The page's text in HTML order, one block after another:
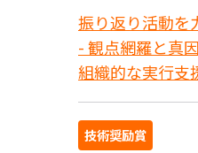
振り返り活動を
- 観点網羅と真
組織的な実行支
技術奨励賞